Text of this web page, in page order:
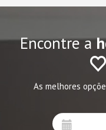
Encontre a
As melhores